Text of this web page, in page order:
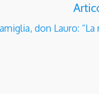
don Lauro: “La